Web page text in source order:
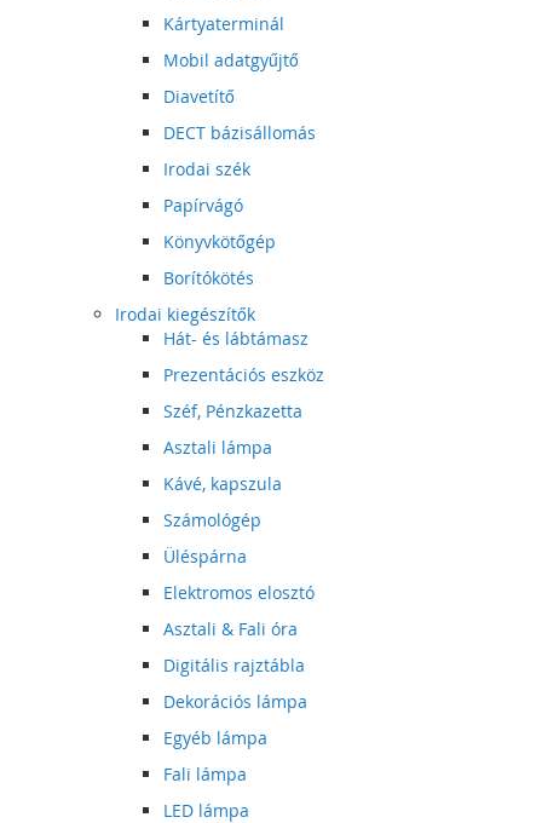
Kártyaterminál
Mobil adatgyűjtő
Diavetítő
DECT bázisállomás
Irodai szék
Papírvágó
Könyvkötőgép
Borítókötés
Irodai kiegészítők
Hát- és lábtámasz
Prezentációs eszköz
Széf, Pénzkazetta
Asztali lámpa
Kávé, kapszula
Számológép
Üléspárna
Elektromos elosztó
Asztali & Fali óra
Digitális rajztábla
Dekorációs lámpa
Egyéb lámpa
Fali lámpa
LED lámpa